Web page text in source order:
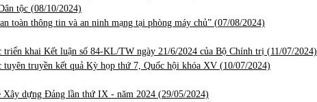
tộc (08/10/2024)
toàn thông tin và an ninh mạng tại phòng máy chủ” (07/08/2024)
khai Kết luận số 84-KL/TW ngày 21/6/2024 của Bộ Chính trị (11/07/2024)
truyền kết quả Kỳ họp thứ 7, Quốc hội khóa XV (10/07/2024)
Xây dựng Đảng lần thứ IX - năm 2024 (29/05/2024)